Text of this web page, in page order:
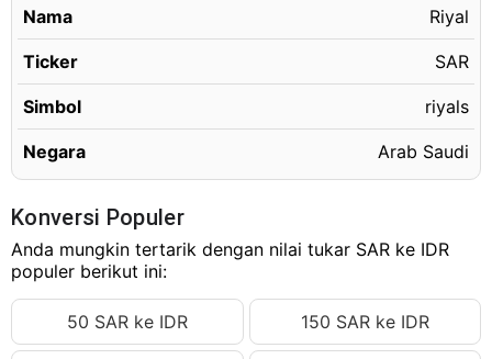
1.22 SAR
Rp5,834.38 IDR
1.23 SAR
Rp5,882.20 IDR
1.24 SAR
Rp5,930.03 IDR
1.25 SAR
1.26 SAR
Rp6,025.67 IDR
1.27 SAR
1.28 SAR
Rp6,121.32 IDR
1.29 SAR
1.30 SAR
Rp6,216.96 IDR
Nama Riyal
Ticker SAR
Simbol riyals
Negara Arab Saudi
Konversi Populer
Anda mungkin tertarik dengan nilai tukar SAR ke IDR
populer berikut ini:
50 SAR ke IDR 150 SAR ke IDR